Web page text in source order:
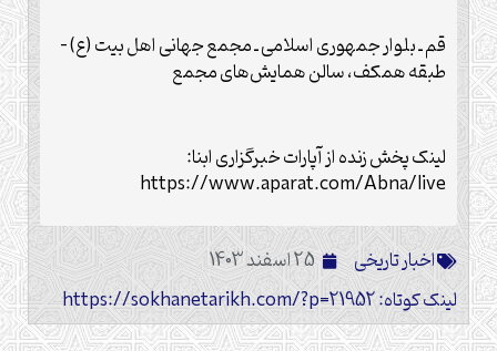
قم ـ بلوار جمهوری اسلامی ـ مجمع جهانی اهل بیت (ع) –
طبقه همکف، سالن همایش‌های مجمع
لینک پخش زنده از آپارات خبرگزاری ابنا:
https://www.aparat.com/Abna/live
اخبار تاریخی
25 اسفند 1403
لینک کوتاه: https://sokhanetarikh.com/?p=21952